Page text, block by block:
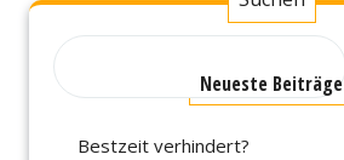
Neueste Beiträge
Bestzeit verhindert?